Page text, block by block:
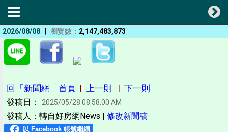
2026/08/08 | 瀏覽數： 2,147,483,873
回「新聞網」首頁 | 上一則 | 下一則
發稿日： 2025/05/28 08:58:00 AM
發稿人：轉自好房網News | 修改新聞稿